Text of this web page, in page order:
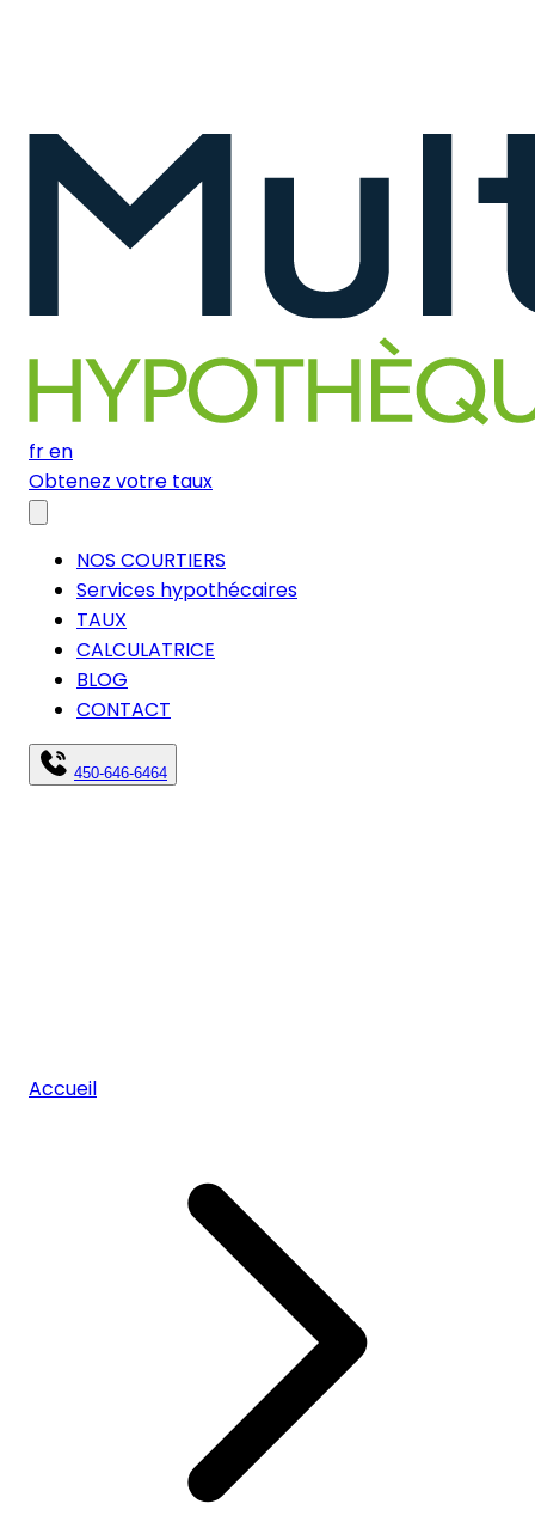
fren
Obtenez votre taux
NOS COURTIERS
Services hypothécaires
TAUX
CALCULATRICE
BLOG
CONTACT
450-646-6464
Accueil